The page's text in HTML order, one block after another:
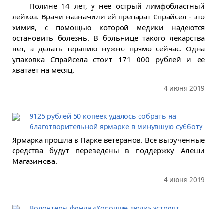
Полине 14 лет, у нее острый лимфобластный
лейкоз. Врачи назначили ей препарат Спрайсел - это
химия, с помощью которой медики надеются
остановить болезнь. В больнице такого лекарства
нет, а делать терапию нужно прямо сейчас. Одна
упаковка Спрайсела стоит 171 000 рублей и ее
хватает на месяц.
4 июня 2019
9125 рублей 50 копеек удалось собрать на
благотворительной ярмарке в минувшую субботу
Ярмарка прошла в Парке ветеранов. Все вырученные
средства будут переведены в поддержку Алеши
Магазинова.
4 июня 2019